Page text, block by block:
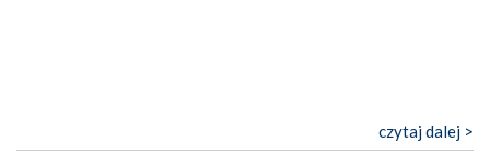
czytaj dalej >